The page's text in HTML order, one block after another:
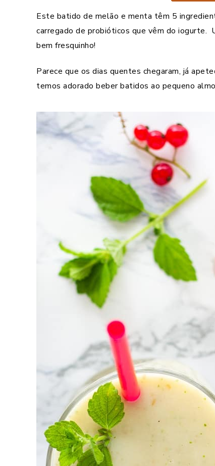
Este batido de melão e menta têm 5
carregado de probióticos que vêm do iogurte.
bem fresquinho!
Parece que os dias quentes chegaram, já
temos adorado beber batidos ao pequeno